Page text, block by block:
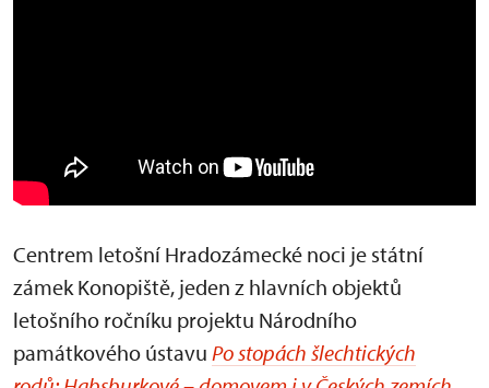
Centrem letošní Hradozámecké noci je státní
zámek Konopiště, jeden z hlavních objektů
letošního ročníku projektu Národního
památkového ústavu Po stopách šlechtických